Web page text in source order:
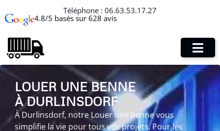
Téléphone : 06.63.53.17.27
4.8/5 basés sur 628 avis
LOUER UNE BENNE
À DURLINSDORF
À Durlinsdorf, notre Louer une benne vous
simplifie la vie pour tous vos projets. Pour les